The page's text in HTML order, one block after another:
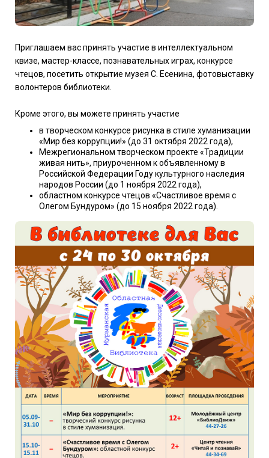
Приглашаем вас принять участие в интеллектуальном
квизе, мастер-классе, познавательных играх, конкурсе
чтецов, посетить открытие музея С. Есенина, фотовыставку
волонтеров библиотеки.
Кроме этого, вы можете принять участие
в творческом конкурсе рисунка в стиле хуманизации
«Мир без коррупции!» (до 31 октября 2022 года),
Межрегиональном творческом проекте «Традиции
живая нить», приуроченном к объявленному в
Российской Федерации Году культурного наследия
народов России (до 1 ноября 2022 года),
областном конкурсе чтецов «Счастливое время с
Олегом Бундуром» (до 15 ноября 2022 года).